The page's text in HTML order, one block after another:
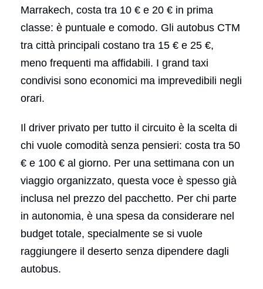
Marrakech, costa tra 10 € e 20 € in prima
classe: è puntuale e comodo. Gli autobus CTM
tra città principali costano tra 15 € e 25 €,
meno frequenti ma affidabili. I grand taxi
condivisi sono economici ma imprevedibili negli
orari.
Il driver privato per tutto il circuito è la scelta di
chi vuole comodità senza pensieri: costa tra 50
€ e 100 € al giorno. Per una settimana con un
viaggio organizzato, questa voce è spesso già
inclusa nel prezzo del pacchetto. Per chi parte
in autonomia, è una spesa da considerare nel
budget totale, specialmente se si vuole
raggiungere il deserto senza dipendere dagli
autobus.